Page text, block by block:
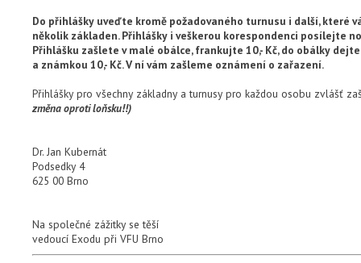
Do přihlášky uveďte kromě požadovaného turnusu i další, které
několik základen. Přihlášky i veškerou korespondenci posílejte
Přihlášku zašlete v malé obálce, frankujte 10,- Kč, do obálky
a známkou 10,- Kč. V ní vám zašleme oznámení o zařazení.
Přihlášky pro všechny základny a turnusy pro každou osobu zvlášť
změna oproti loňsku!!)
Dr. Jan Kubernát
Podsedky 4
625 00 Brno
Na společné zážitky se těší
vedoucí Exodu při VFU Brno